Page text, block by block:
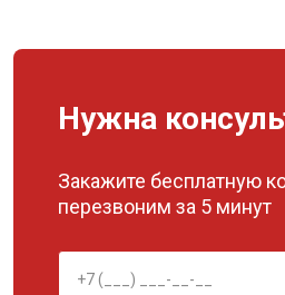
Нужна
Закажите бесплатную
перезвоним за 5 минут